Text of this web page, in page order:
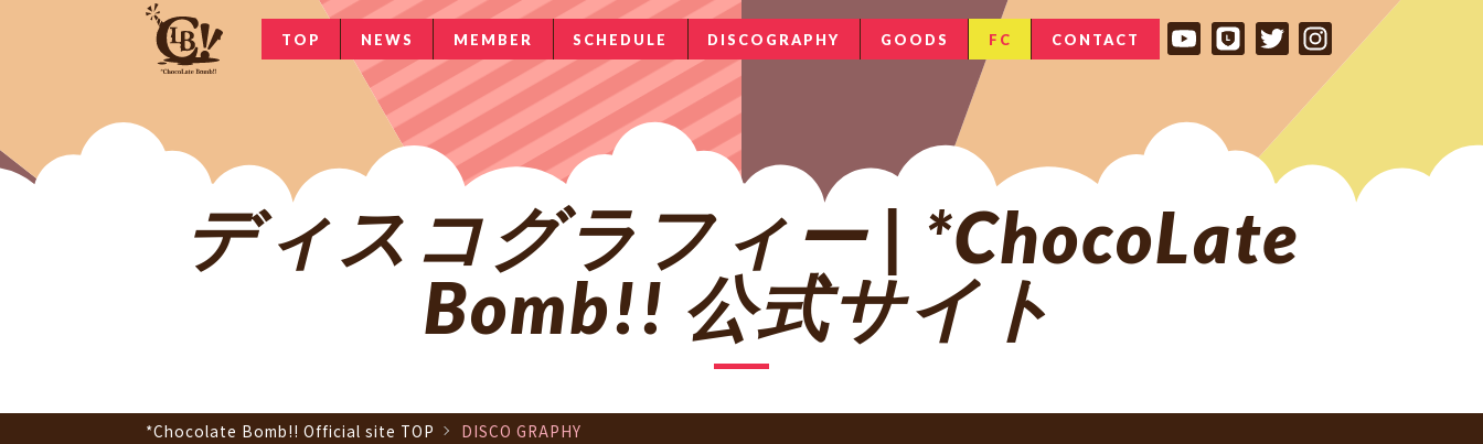
TOP NEWS MEMBER SCHEDULE DISCOGRAPHY GOODS FC CONTACT
ディスコグラフィー | *ChocoLate
Bomb!! 公式サイト
*Chocolate Bomb!! Official site TOP DISCO GRAPHY